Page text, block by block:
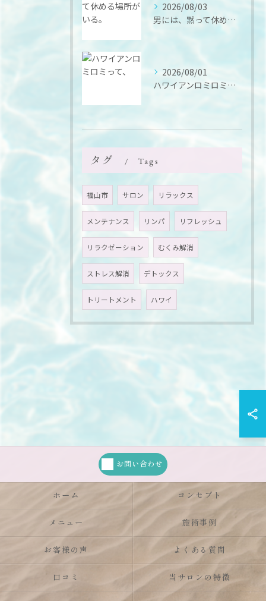
2026/08/03
男には、黙って休める場所がいる。
2026/08/01
ハワイアンロミロミって、
タグ Tags
福山市 サロン リラックス
メンテナンス リンパ リフレッシュ
リラクゼーション むくみ解消
ストレス解消 デトックス
トリートメント ハワイ
お問い合わせ
ホーム コンセプト
メニュー 施術事例
お客様の声 よくある質問
口コミ 当サロンの特徴